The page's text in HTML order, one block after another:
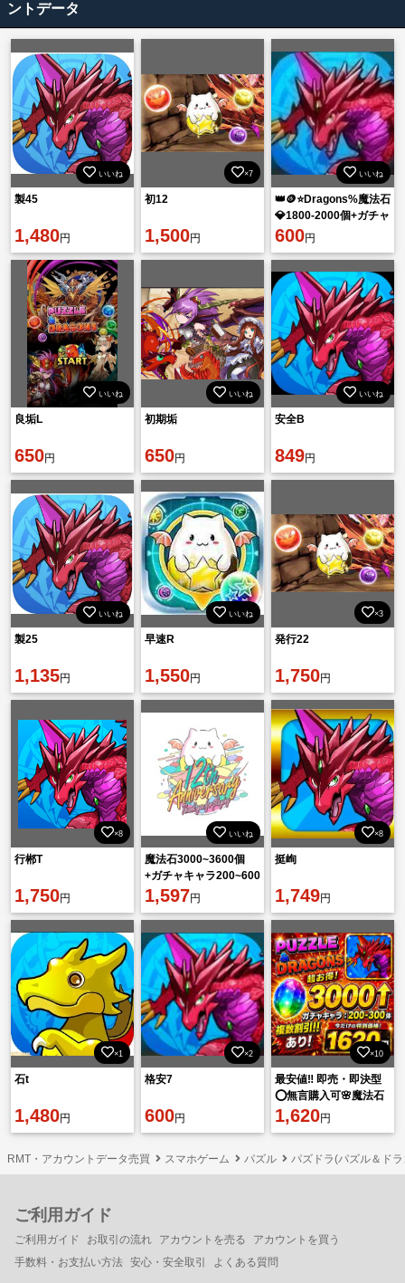
ントデータ
いいね
製45
1,480円
×7
初12
1,500円
いいね
👑🪙⭐Dragons%魔法石
💎1800-2000個+ガチャ
キャラ290+
600円
いいね
良垢L
650円
いいね
初期垢
650円
いいね
安全B
849円
いいね
製25
1,135円
いいね
早速R
1,550円
×3
発行22
1,750円
×8
行郴T
1,750円
いいね
魔法石3000~3600個
+ガチャキャラ200~600
体+素材+他 初期垢
1,597円
×8
挺峋
1,749円
×1
石t
1,480円
×2
格安7
600円
×10
最安値‼️ 即売・即決型
⭕️無言購入可🌸魔法石
の数3000個！
1,620円
RMT・アカウントデータ売買 スマホゲーム パズル パズドラ(パズル＆ド
ご利用ガイド
ご利用ガイド お取引の流れ アカウントを売る
アカウントを買う
手数料・お支払い方法 安心・安全取引 よくある質問